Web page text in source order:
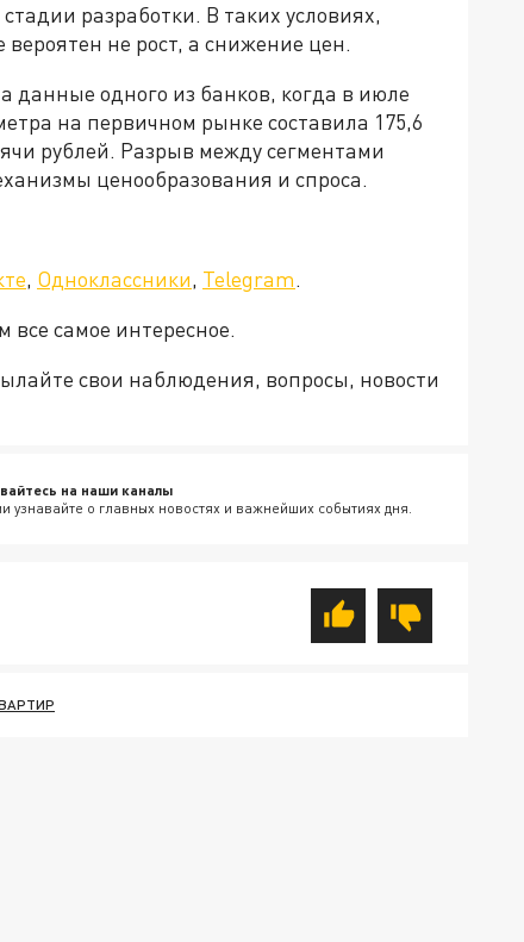
разработки. В таких условиях,
не рост, а снижение цен.
данные одного из банков, когда в июле
на первичном рынке составила 175,6
рублей. Разрыв между сегментами
ценообразования и спроса.
, Одноклассники, Telegram.
все самое интересное.
свои наблюдения, вопросы, новости
на наши каналы
узнавайте о главных новостях и важнейших событиях дня.